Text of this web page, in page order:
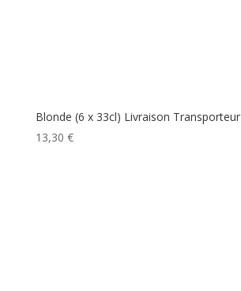
Blonde (6 x 33cl) Livraison Transporteur
13,30 €